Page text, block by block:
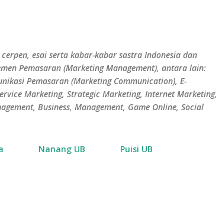
esai serta kabar-kabar sastra Indonesia dan
Pemasaran (Marketing Management), antara lain:
Pemasaran (Marketing Communication), E-
Marketing, Strategic Marketing, Internet Marketing,
Business, Management, Game Online, Social
Nanang UB Puisi UB